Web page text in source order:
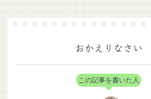
おかえりなさい
この記事を書いた人